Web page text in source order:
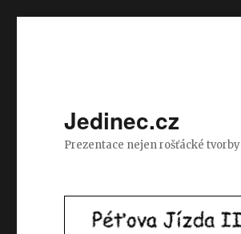
Jedinec.cz
Prezentace nejen rošťácké tvorby